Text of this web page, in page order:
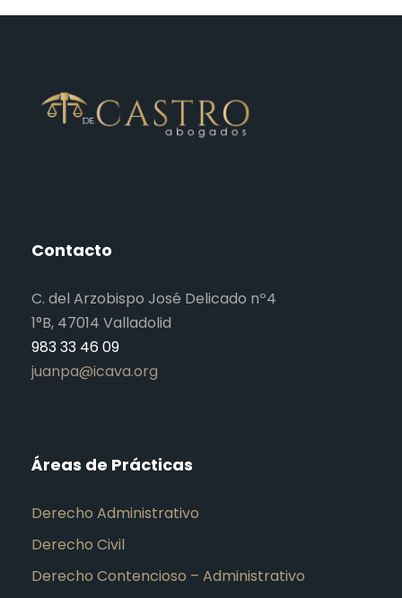
Contacto
C. del Arzobispo José Delicado nº4
1°B, 47014 Valladolid
983 33 46 09
juanpa@icava.org
Áreas de Prácticas
Derecho Administrativo
Derecho Civil
Derecho Contencioso – Administrativo